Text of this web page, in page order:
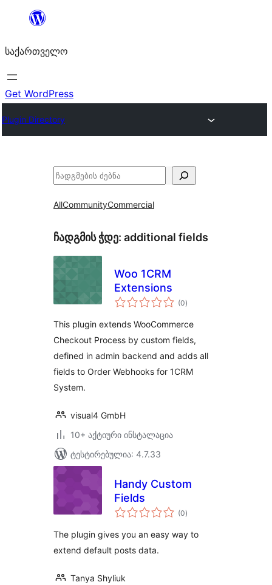
შიგთავსზე
საქართველო
Get WordPress
Plugin Directory
ძებნა
AllCommunityCommercial
ჩადგმის ჭდე: additional fields
Woo 1CRM
Extensions
(0საერთო
რეიტინგი
)
This plugin extends WooCommerce
Checkout Process by custom fields,
defined in admin backend and adds all
fields to Order Webhooks for 1CRM
System.
visual4 GmbH
10+ აქტიური ინსტალაცია
ტესტირებულია: 4.7.33
Handy Custom
Fields
(0საერთო
რეიტინგი
)
The plugin gives you an easy way to
extend default posts data.
Tanya Shyliuk